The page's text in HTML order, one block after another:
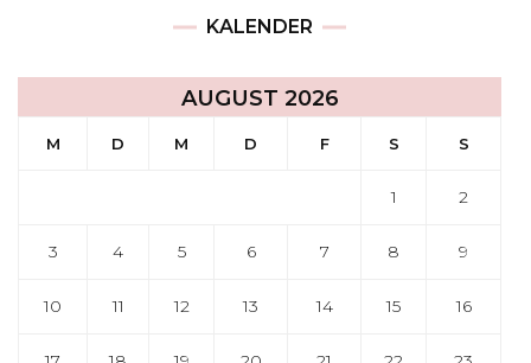
KALENDER
AUGUST 2026
M D M D F S S
1 2
3 4 5 6 7 8 9
10 11 12 13 14 15 16